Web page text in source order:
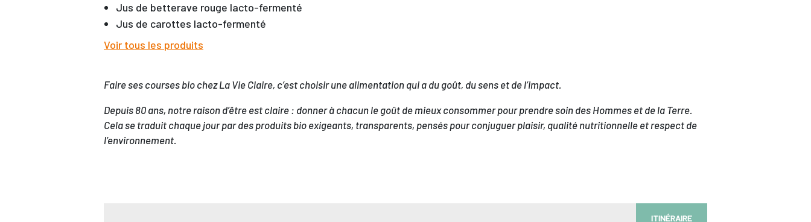
Jus de betterave rouge lacto-fermenté
Jus de carottes lacto-fermenté
Voir tous les produits
Faire ses courses bio chez La Vie Claire, c’est choisir une alimentation qui a du goût, du sens et de l’impact.
Depuis 80 ans, notre raison d’être est claire : donner à chacun le goût de mieux consommer pour prendre soin des Hommes et de la Terre.
Cela se traduit chaque jour par des produits bio exigeants, transparents, pensés pour conjuguer plaisir, qualité nutritionnelle et respect de
l’environnement.
ITINÉRAIRE